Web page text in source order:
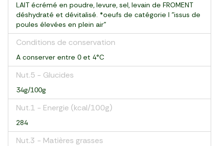
LAIT écrémé en poudre, levure, sel, levain de FROMENT
déshydraté et dévitalisé. *oeufs de catégorie I "issus de
poules élevées en plein air"
Conditions de conservation
A conserver entre 0 et 4°C
Nut.5 - Glucides
34g/100g
Nut.1 - Energie (kcal/100g)
284
Nut.3 - Matières grasses